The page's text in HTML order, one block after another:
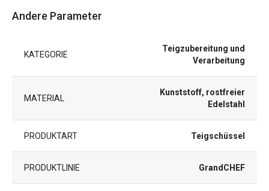
Andere Parameter
KATEGORIE
Teigzubereitung und
Verarbeitung
MATERIAL
Kunststoff, rostfreier
Edelstahl
PRODUKTART Teigschüssel
PRODUKTLINIE GrandCHEF